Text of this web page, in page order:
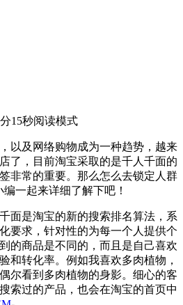
15秒阅读模式
以及网络购物成为一种趋势，越来
了，目前淘宝采取的是千人千面的
非常的重要。那么怎么去锁定人群
一起来详细了解下吧！
面是淘宝的新的搜索排名算法，系
要求，针对性的为每一个人提供个
的商品是不同的，而且是自己喜欢
和转化率。例如我喜欢多肉植物，
尔看到多肉植物的身影。细心的客
索过的产品，也会在淘宝的首页中